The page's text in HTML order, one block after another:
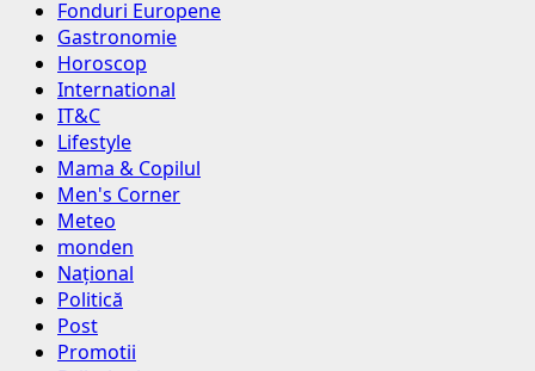
Fonduri Europene
Gastronomie
Horoscop
International
IT&C
Lifestyle
Mama & Copilul
Men's Corner
Meteo
monden
Național
Politică
Post
Promotii